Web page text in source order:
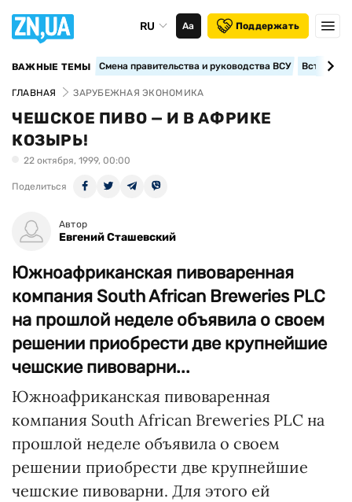
RU Аа Поддержать
ВАЖНЫЕ ТЕМЫ Смена правительства и руководства ВСУ
ГЛАВНАЯ ЗАРУБЕЖНАЯ ЭКОНОМИКА
ЧЕШСКОЕ ПИВО — И В АФРИКЕ
КОЗЫРЬ!
22 октября, 1999, 00:00
Поделиться
Автор
Евгений Сташевский
Южноафриканская пивоваренная
компания South African Breweries PLC
на прошлой неделе объявила о своем
решении приобрести две крупнейшие
чешские пивоварни...
Южноафриканская пивоваренная
компания South African Breweries PLC на
прошлой неделе объявила о своем
решении приобрести две крупнейшие
чешские пивоварни. Для этого ей